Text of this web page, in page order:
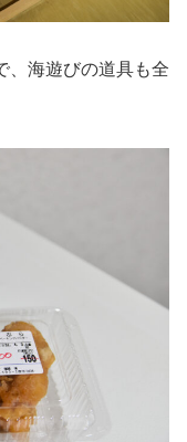
、海遊びの道具も全